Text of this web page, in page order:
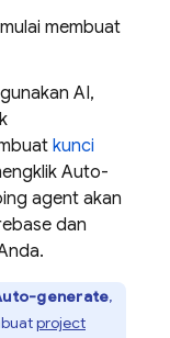
membuat
AI,
kunci
Auto-
agentakan
dan
generate,
project